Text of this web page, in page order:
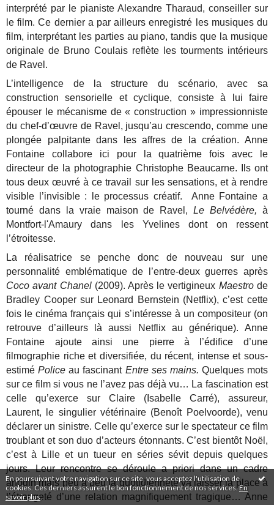
En poursuivant votre navigation sur ce site, vous acceptez l'utilisation de
cookies. Ces derniers assurent le bon fonctionnement de nos services.En
savoir plus.
interprété par le pianiste Alexandre Tharaud, conseiller sur
le film. Ce dernier a par ailleurs enregistré les musiques du
film, interprétant les parties au piano, tandis que la musique
originale de Bruno Coulais reflète les tourments intérieurs
de Ravel.
L’intelligence de la structure du scénario, avec sa
construction sensorielle et cyclique, consiste à lui faire
épouser le mécanisme de « construction » impressionniste
du chef-d’œuvre de Ravel, jusqu’au crescendo, comme une
plongée palpitante dans les affres de la création. Anne
Fontaine collabore ici pour la quatrième fois avec le
directeur de la photographie Christophe Beaucarne. Ils ont
tous deux œuvré à ce travail sur les sensations, et à rendre
visible l’invisible : le processus créatif. Anne Fontaine a
tourné dans la vraie maison de Ravel,Le Belvédère, à
Montfort-l'Amaury dans les Yvelines dont on ressent
l’étroitesse.
La réalisatrice se penche donc de nouveau sur une
personnalité emblématique de l’entre-deux guerres après
Coco avant Chanel (2009). Après le vertigineux Maestrode
Bradley Cooper sur Leonard Bernstein (Netflix), c’est cette
fois le cinéma français qui s’intéresse à un compositeur (on
retrouve d’ailleurs là aussi Netflix au générique). Anne
Fontaine ajoute ainsi une pierre à l’édifice d’une
filmographie riche et diversifiée, du récent, intense et sous-
estiméPolice au fascinant Entre ses mains. Quelques mots
sur ce film si vous ne l’avez pas déjà vu… La fascination est
celle qu’exerce sur Claire (Isabelle Carré), assureur,
Laurent, le singulier vétérinaire (Benoît Poelvoorde), venu
déclarer un sinistre. Celle qu’exerce sur le spectateur ce film
troublant et son duo d’acteurs étonnants. C’est bientôt Noël,
c’est à Lille et un tueur en séries sévit depuis quelques
jours. Leur rencontre se déroule a priori dans un cadre
anodin mais peu à peu la quotidienneté va laisser la place à
l’étrangeté d’une relation magnifiquement tragique… Anne